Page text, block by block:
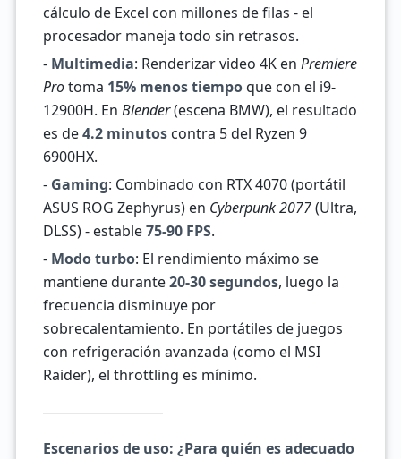
cálculo de Excel con millones de filas - el
procesador maneja todo sin retrasos.
- Multimedia: Renderizar video 4K en Premiere
Protoma 15% menos tiempoque con el i9-
12900H. En Blender(escena BMW), el resultado
es de4.2 minutoscontra 5 del Ryzen 9
6900HX.
- Gaming: Combinado con RTX 4070 (portátil
ASUS ROG Zephyrus) en Cyberpunk 2077(Ultra,
DLSS) - estable75-90 FPS.
- Modo turbo: El rendimiento máximo se
mantiene durante20-30 segundos, luego la
frecuencia disminuye por
sobrecalentamiento. En portátiles de juegos
con refrigeración avanzada (como el MSI
Raider), el throttling es mínimo.
Escenarios de uso: ¿Para quién es adecuado